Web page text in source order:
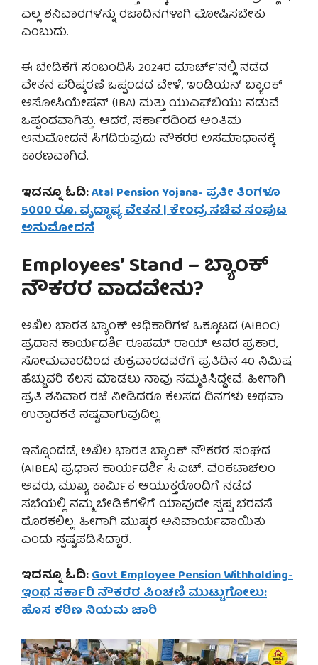
ಎಲ್ಲ ಶನಿವಾರಗಳನ್ನು ರಜಾದಿನಗಳಾಗಿ ಘೋಷಿಸಬೇಕು
ಎಂಬುದು.
ಈ ಬೇಡಿಕೆಗೆ ಸಂಬಂಧಿಸಿ 2024ರ ಮಾರ್ಚ್’ನಲ್ಲಿ ನಡೆದ
ವೇತನ ಪರಿಷ್ಕರಣೆ ಒಪ್ಪಂದದ ವೇಳೆ, ಇಂಡಿಯನ್ ಬ್ಯಾಂಕ್
ಅಸೋಸಿಯೇಷನ್ (IBA) ಮತ್ತು ಯುಎಫ್‌ಬಿಯು ನಡುವೆ
ಒಪ್ಪಂದವಾಗಿತ್ತು. ಆದರೆ, ಸರ್ಕಾರದಿಂದ ಅಂತಿಮ
ಅನುಮೋದನೆ ಸಿಗದಿರುವುದು ನೌಕರರ ಅಸಮಾಧಾನಕ್ಕೆ
ಕಾರಣವಾಗಿದೆ.
ಇದನ್ನೂ ಓದಿ:Atal Pension Yojana- ಪ್ರತೀ ತಿಂಗಳೂ
5000 ರೂ. ವೃದ್ಧಾಪ್ಯ ವೇತನ | ಕೇಂದ್ರ ಸಚಿವ ಸಂಪುಟ
ಅನುಮೋದನೆ
Employees’ Stand – ಬ್ಯಾಂಕ್
ನೌಕರರ ವಾದವೇನು?
ಅಖಿಲ ಭಾರತ ಬ್ಯಾಂಕ್ ಅಧಿಕಾರಿಗಳ ಒಕ್ಕೂಟದ (AIBOC)
ಪ್ರಧಾನ ಕಾರ್ಯದರ್ಶಿ ರೂಪಮ್ ರಾಯ್ ಅವರ ಪ್ರಕಾರ,
ಸೋಮವಾರದಿಂದ ಶುಕ್ರವಾರದವರೆಗೆ ಪ್ರತಿದಿನ 40 ನಿಮಿಷ
ಹೆಚ್ಚುವರಿ ಕೆಲಸ ಮಾಡಲು ನಾವು ಸಮ್ಮತಿಸಿದ್ದೇವೆ. ಹೀಗಾಗಿ
ಪ್ರತಿ ಶನಿವಾರ ರಜೆ ನೀಡಿದರೂ ಕೆಲಸದ ದಿನಗಳು ಅಥವಾ
ಉತ್ಪಾದಕತೆ ನಷ್ಟವಾಗುವುದಿಲ್ಲ.
ಇನ್ನೊಂದೆಡೆ, ಅಖಿಲ ಭಾರತ ಬ್ಯಾಂಕ್ ನೌಕರರ ಸಂಘದ
(AIBEA) ಪ್ರಧಾನ ಕಾರ್ಯದರ್ಶಿ ಸಿ.ಎಚ್. ವೆಂಕಟಾಚಲಂ
ಅವರು, ಮುಖ್ಯ ಕಾರ್ಮಿಕ ಆಯುಕ್ತರೊಂದಿಗೆ ನಡೆದ
ಸಭೆಯಲ್ಲಿ ನಮ್ಮ ಬೇಡಿಕೆಗಳಿಗೆ ಯಾವುದೇ ಸ್ಪಷ್ಟ ಭರವಸೆ
ದೊರಕಲಿಲ್ಲ. ಹೀಗಾಗಿ ಮುಷ್ಕರ ಅನಿವಾರ್ಯವಾಯಿತು
ಎಂದು ಸ್ಪಷ್ಟಪಡಿಸಿದ್ದಾರೆ.
ಇದನ್ನೂ ಓದಿ:Govt Employee Pension Withholding-
ಇಂಥ ಸರ್ಕಾರಿ ನೌಕರರ ಪಿಂಚಣಿ ಮುಟ್ಟುಗೋಲು:
ಹೊಸ ಕಠಿಣ ನಿಯಮ ಜಾರಿ